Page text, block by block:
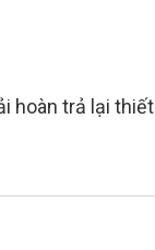
hoàn trả lại thiết